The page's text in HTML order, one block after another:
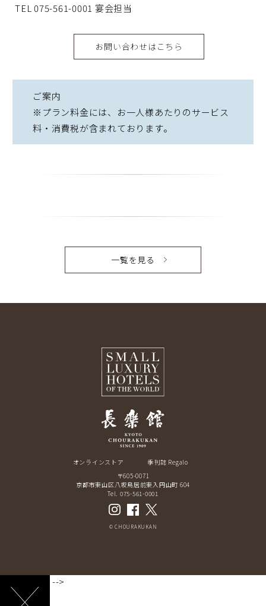
TEL 075-561-0001 宴会担当
お問い合わせはこちら
ご案内
※プラン料金には、お一人様あたりのサービス
料・消費税が含まれております。
一覧を見る
オンラインストア
季刊誌 Regalo
〒605-0071
京都市東山区八坂鳥居前東入円山町 604
Tel. 075-561-0001
© CHOURAKUKAN
-->